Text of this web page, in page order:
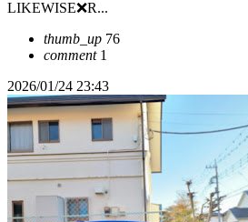
LIKEWISE❌R...
thumb_up 76
comment1
2026/01/24 23:43